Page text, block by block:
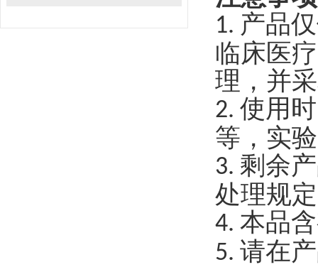
1. 产品
临床医
理，并
2. 使用
等，实
3. 剩余
处理规
4. 本品
5. 请在